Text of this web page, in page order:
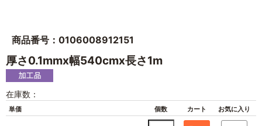
商品番号：0106008912151
厚さ0.1mmx幅540cmx長さ1m
在庫数：
単価 個数 カート お気に入り